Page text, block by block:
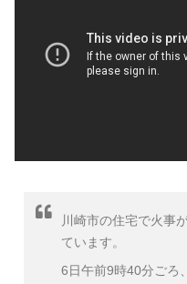
川崎市の住宅で火事
ています。
6日午前9時40分ごろ